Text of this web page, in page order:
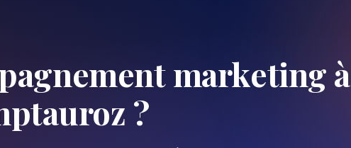
marketing à
?